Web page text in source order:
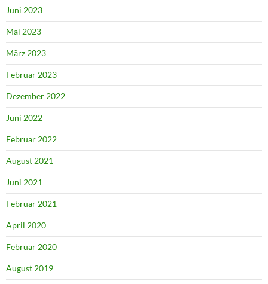
Juni 2023
Mai 2023
März 2023
Februar 2023
Dezember 2022
Juni 2022
Februar 2022
August 2021
Juni 2021
Februar 2021
April 2020
Februar 2020
August 2019